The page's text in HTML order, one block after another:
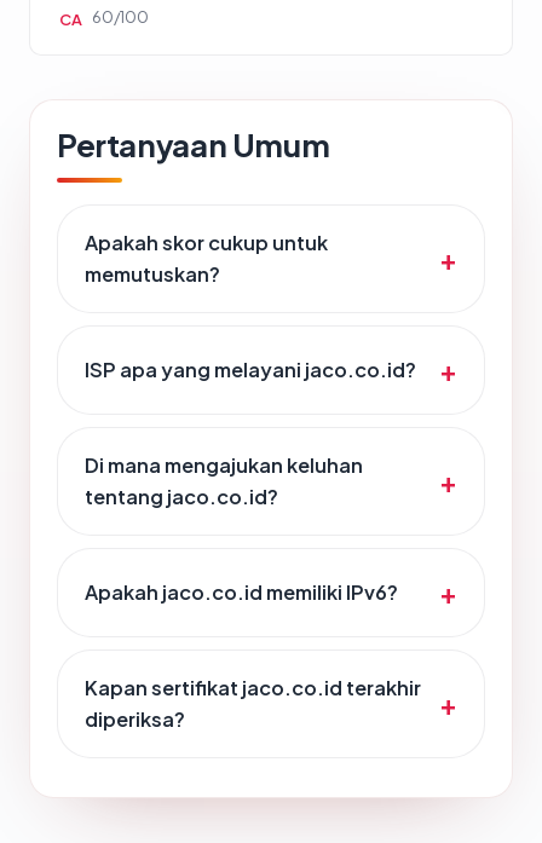
CA 60/100
Pertanyaan Umum
Apakah skor cukup untuk
memutuskan?
ISP apa yang melayani jaco.co.id?
Di mana mengajukan keluhan
tentang jaco.co.id?
Apakah jaco.co.id memiliki IPv6?
Kapan sertifikat jaco.co.id terakhir
diperiksa?